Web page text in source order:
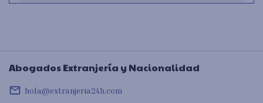
Abogados Extranjería y Nacionalidad
mail_outline hola@extranjeria24h.com